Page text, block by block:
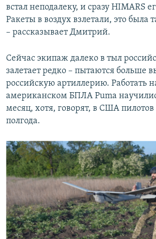
встал неподалеку, и сразу HIMARS
Ракеты в воздух взлетали, это была
– рассказывает Дмитрий.
Сейчас экипаж далеко в тыл
залетает редко – пытаются больше
российскую артиллерию. Работать
американском БПЛА Puma
месяц, хотя, говорят, в США пилотов
полгода.